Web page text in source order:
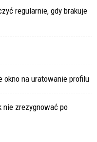
regularnie, gdy brakuje
okno na uratowanie profilu
nie zrezygnować po